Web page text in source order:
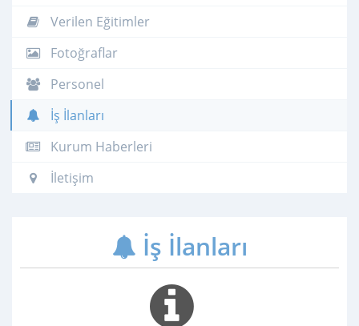
Verilen Eğitimler
Fotoğraflar
Personel
İş İlanları
Kurum Haberleri
İletişim
İş İlanları